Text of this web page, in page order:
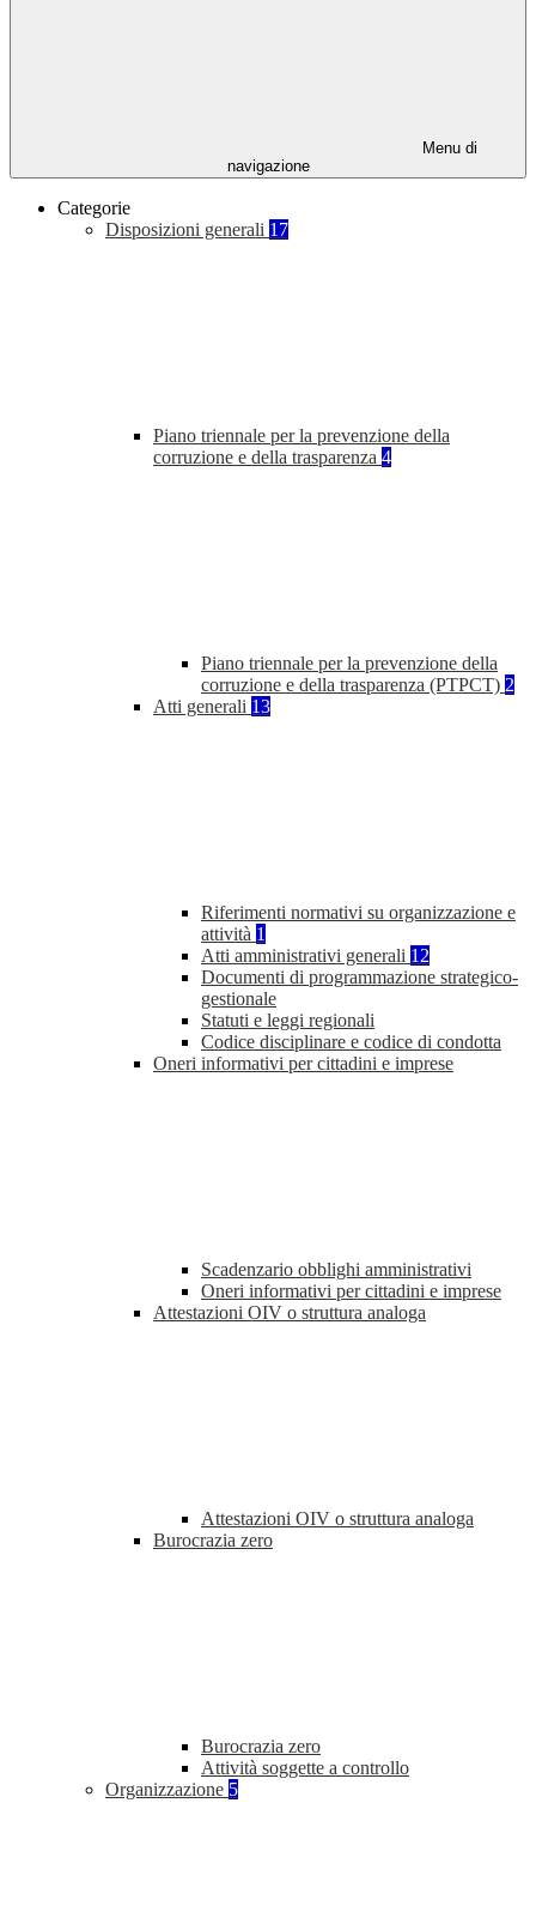
Menu di
navigazione
Categorie
Disposizioni generali 17
Piano triennale per la prevenzione della
corruzione e della trasparenza 4
Piano triennale per la prevenzione della
corruzione e della trasparenza (PTPCT) 2
Atti generali 13
Riferimenti normativi su organizzazione e
attività 1
Atti amministrativi generali 12
Documenti di programmazione strategico-
gestionale
Statuti e leggi regionali
Codice disciplinare e codice di condotta
Oneri informativi per cittadini e imprese
Scadenzario obblighi amministrativi
Oneri informativi per cittadini e imprese
Attestazioni OIV o struttura analoga
Attestazioni OIV o struttura analoga
Burocrazia zero
Burocrazia zero
Attività soggette a controllo
Organizzazione 5